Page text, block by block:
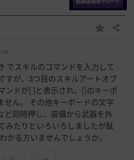
お
入
り
共有する
でスキルのコマンドを入力して
すが、3つ目のスキルアートオブ
ンドが[ ]と表示され、[]のキーボ
せん。 その他キーボードの文字
ど同時押し、装備から武器を外
みたりといろいろしましたが駄
かる方いませんでしょうか。